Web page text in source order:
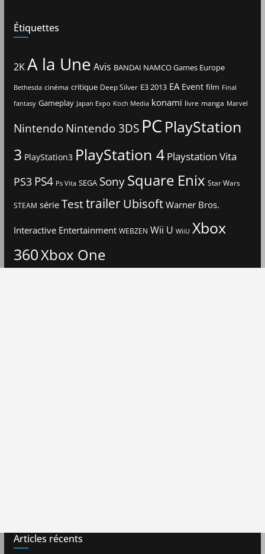
Étiquettes
2KA la Une Avis BANDAI NAMCO Games Europe
Bethesda cinéma critique Deep Silver E3 2013 EA Event film Final
fantasy Gameplay Japan Expo Koch Media konami livre manga Marvel
Nintendo Nintendo 3DS PCPlayStation
3 PlayStation3 PlayStation 4 Playstation Vita
PS3 PS4 Ps Vita SEGA Sony Square Enix Star Wars
STEAM série TesttrailerUbisoftWarner Bros.
Interactive Entertainment WEBZEN Wii U WiiU Xbox
360Xbox One
Articles récents